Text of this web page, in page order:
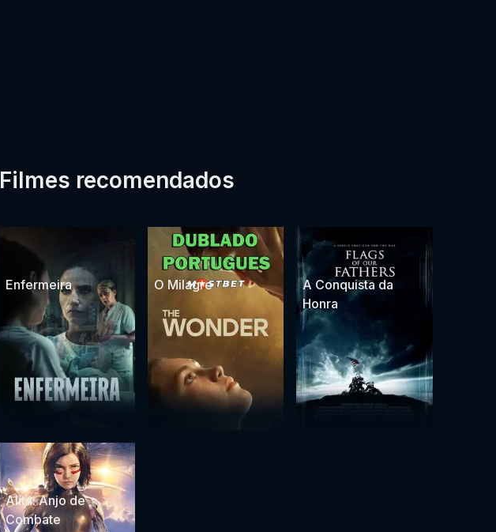
Filmes recomendados
Enfermeira O Milagre
A Conquista da
Honra
Alita: Anjo de
Combate